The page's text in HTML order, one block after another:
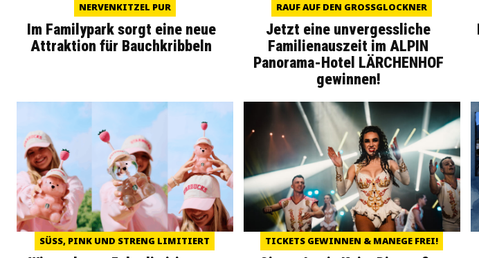
NERVENKITZEL PUR
Im Familypark sorgt eine neue
Attraktion für Bauchkribbeln
RAUF AUF DEN GROSSGLOCKNER
Jetzt eine unvergessliche
Familienauszeit im ALPIN
Panorama-Hotel LÄRCHENHOF
gewinnen!
SÜSS, PINK UND STRENG LIMITIERT TICKETS GEWINNEN & MANEGE FREI!